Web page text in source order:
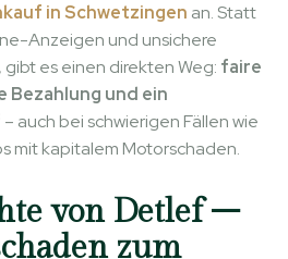
in Schwetzingen an. Statt
Anzeigen und unsichere
es einen direkten Weg: faire
und ein
– auch bei schwierigen Fällen wie
mit kapitalem Motorschaden.
von Detlef –
zum